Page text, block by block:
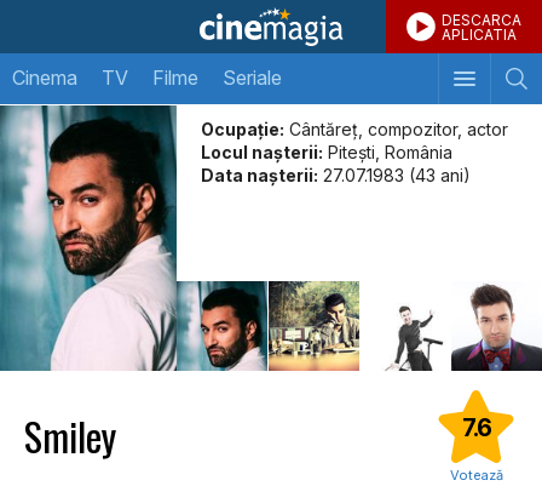
DESCARCA
APLICATIA
Cinema TV Filme Seriale
Ocupație: Cântăreț, compozitor, actor
Locul naşterii: Pitești, România
Data naşterii: 27.07.1983 (43 ani)
Smiley 7.6
Votează